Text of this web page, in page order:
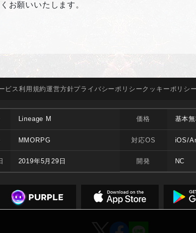
お願いいたします。
ビス 利用規約運営方針プライバシー ポリシークッキー ポリシー
Lineage M
MMORPG
2019年5月29日
価格 基本
対応OS iOS/
開発 NC